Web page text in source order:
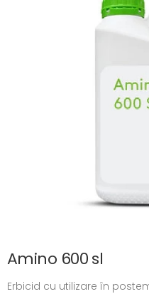
Amino 600 sl
Erbicid cu utilizare în